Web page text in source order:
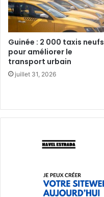
Guinée : 2 000 taxis neufs
pour améliorer le
transport urbain‎
juillet 31, 2026